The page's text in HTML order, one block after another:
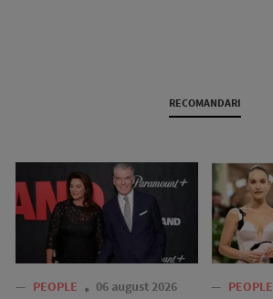
RECOMANDARI
— PEOPLE 06 august 2026 — PEOPLE